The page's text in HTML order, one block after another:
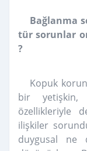
Bağlanma
tür sorunlar
?
Kopuk
bir yetişkin,
özellikleriyle
ilişkiler
duygusal ne